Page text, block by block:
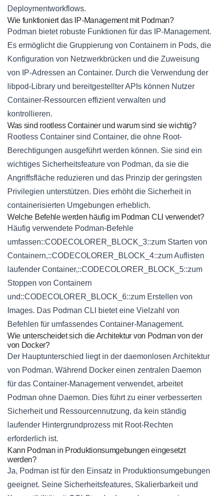
Deploymentworkflows.
Wie funktioniert das IP-Management mit Podman?
Podman bietet robuste Funktionen für das IP-Management.
Es ermöglicht die Gruppierung von Containern in Pods, die
Konfiguration von Netzwerkbrücken und die Zuweisung
von IP-Adressen an Container. Durch die Verwendung der
libpod-Library und bereitgestellter APIs können Nutzer
Container-Ressourcen effizient verwalten und
kontrollieren.
Was sind rootless Container und warum sind sie wichtig?
Rootless Container sind Container, die ohne Root-
Berechtigungen ausgeführt werden können. Sie sind ein
wichtiges Sicherheitsfeature von Podman, da sie die
Angriffsfläche reduzieren und das Prinzip der geringsten
Privilegien unterstützen. Dies erhöht die Sicherheit in
containerisierten Umgebungen erheblich.
Welche Befehle werden häufig im Podman CLI verwendet?
Häufig verwendete Podman-Befehle
umfassen::CODECOLORER_BLOCK_3::zum Starten von
Containern,::CODECOLORER_BLOCK_4::zum Auflisten
laufender Container,::CODECOLORER_BLOCK_5::zum
Stoppen von Containern
und::CODECOLORER_BLOCK_6::zum Erstellen von
Images. Das Podman CLI bietet eine Vielzahl von
Befehlen für umfassendes Container-Management.
Wie unterscheidet sich die Architektur von Podman von der
von Docker?
Der Hauptunterschied liegt in der daemonlosen Architektur
von Podman. Während Docker einen zentralen Daemon
für das Container-Management verwendet, arbeitet
Podman ohne Daemon. Dies führt zu einer verbesserten
Sicherheit und Ressourcennutzung, da kein ständig
laufender Hintergrundprozess mit Root-Rechten
erforderlich ist.
Kann Podman in Produktionsumgebungen eingesetzt
werden?
Ja, Podman ist für den Einsatz in Produktionsumgebungen
geeignet. Seine Sicherheitsfeatures, Skalierbarkeit und